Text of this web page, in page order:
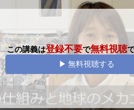
この講義は登録不要で無料視聴
▶ 無料視聴する